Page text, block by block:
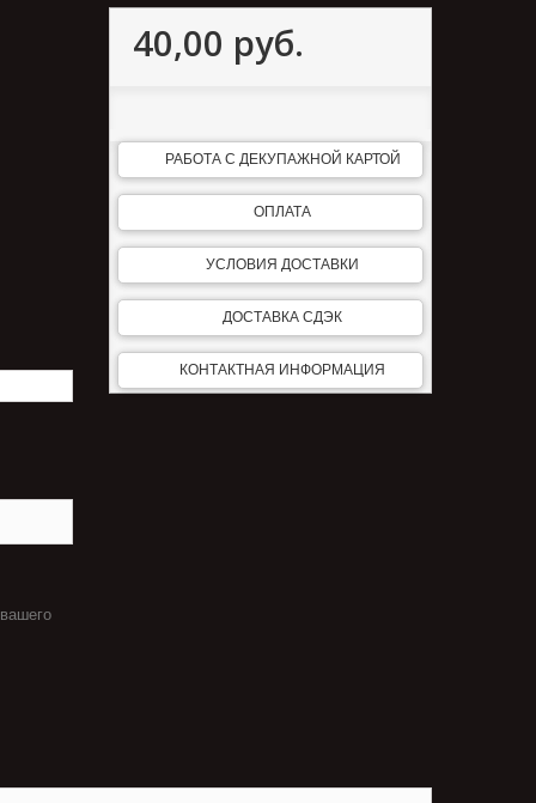
40,00 руб.
РАБОТА С ДЕКУПАЖНОЙ КАРТОЙ
ОПЛАТА
УСЛОВИЯ ДОСТАВКИ
ДОСТАВКА СДЭК
КОНТАКТНАЯ ИНФОРМАЦИЯ